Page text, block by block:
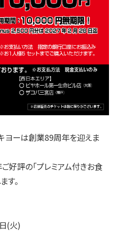
ヨーは創業89周年を迎えま
好評の「プレミアム付きお食
す。
(火)